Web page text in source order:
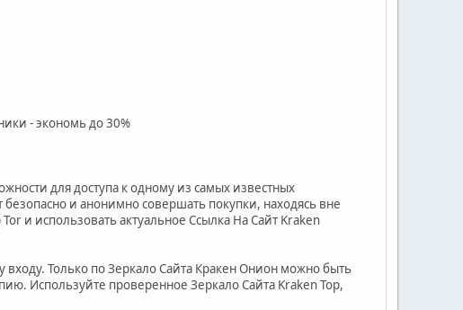
- экономь до 30%
для доступа к одному из самых известных
и анонимно совершать покупки, находясь вне
и использовать актуальное Ссылка На Сайт Kraken
Только по Зеркало Сайта Кракен Онион можно быть
Используйте проверенное Зеркало Сайта Kraken Тор,